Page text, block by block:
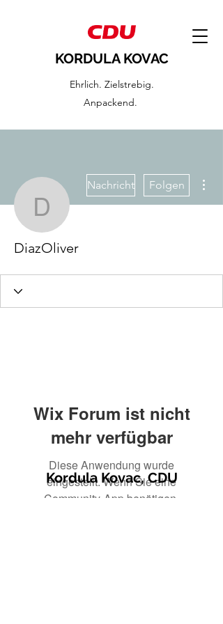
KORDULA KOVAC
Ehrlich. Zielstrebig.
Anpackend.
DiazOliver
Nachricht Folgen
DiazOliver
Wix Forum ist nicht
mehr verfügbar
Diese Anwendung wurde
eingestellt. Wenn Sie eine
Community-App benötigen,
Kordula Kovac, CDU